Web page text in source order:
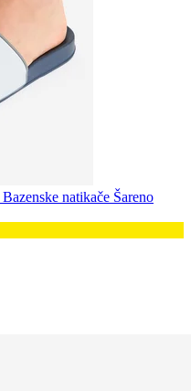
Bazenske natikače Šareno